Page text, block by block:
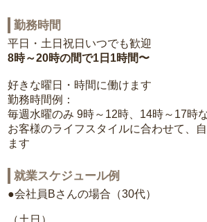
勤務時間
平日・土日祝日いつでも歓迎
8時～20時の間で1日1時間〜
好きな曜日・時間に働けます
勤務時間例：
毎週水曜のみ 9時～12時、14時～17時
お客様のライフスタイルに合わせて、
ます
就業スケジュール例
●会社員Bさんの場合（30代）